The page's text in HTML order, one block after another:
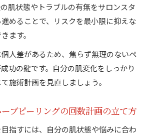
肌状態やトラブルの有無をサロンスタ
めることで、リスクを最小限に抑えな
ます。
人差があるため、焦らず無理のないペ
功の鍵です。自分の肌変化をしっかり
施術計画を見直しましょう。
ブピーリングの回数計画の立て方
指すには、自分の肌状態や悩みに合わ